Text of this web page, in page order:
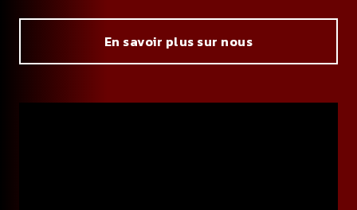
En savoir plus sur nous